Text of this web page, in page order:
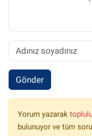
Gönder
Yorum yazarak
bulunuyor ve tüm